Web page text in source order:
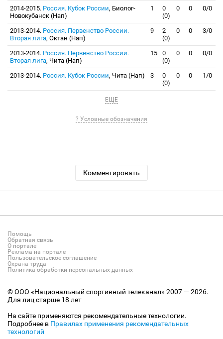
2014-2015. Россия. Кубок России, Биолог-
Новокубанск (Нап)
1
0
(0)
0 0 0/0
2013-2014. Россия. Первенство России.
Вторая лига, Октан (Нап)
9
2
(0)
0 0 3/0
2013-2014. Россия. Первенство России.
Вторая лига, Чита (Нап)
15
0
(0)
0 0 0/0
2013-2014. Россия. Кубок России, Чита (Нап) 3
0
(0)
0 0 1/0
ЕЩЕ
? Условные обозначения
Комментировать
Помощь
Обратная связь
О портале
Реклама на портале
Пользовательское соглашение
Охрана труда
Политика обработки персональных данных
© ООО «Национальный спортивный телеканал» 2007 — 2026.
Для лиц старше 18 лет
На сайте применяются рекомендательные технологии.
Подробнее в Правилах применения рекомендательных
технологий